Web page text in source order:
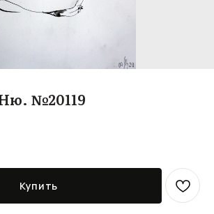
№20119
Купить